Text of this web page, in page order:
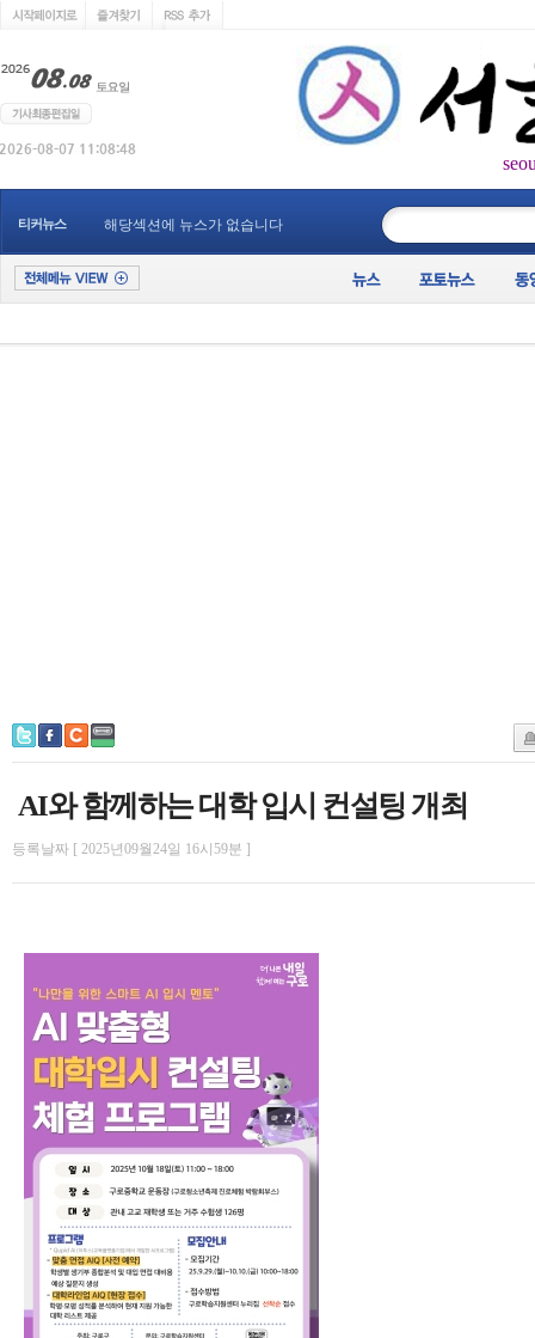
티커뉴스 해당섹션에 뉴스가 없습니다
AI와 함께하는 대학 입시 컨설팅 개최
등록날짜 [ 2025년09월24일 16시59분 ]